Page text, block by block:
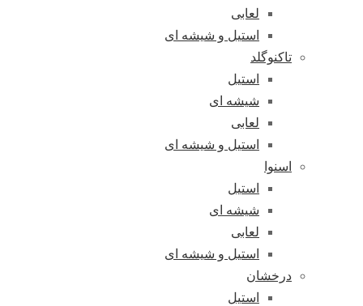
لعابی
استیل و شیشه ای
تاکنوگلد
استیل
شیشه ای
لعابی
استیل و شیشه ای
اسنوا
استیل
شیشه ای
لعابی
استیل و شیشه ای
درخشان
استیل